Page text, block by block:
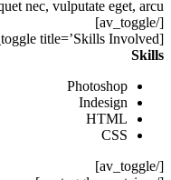
nec, vulputate eget, arcu.
[/av_toggle]
[av_toggle title=’Skills Involved’]
Skills
Photoshop
Indesign
HTML
CSS
[/av_toggle]